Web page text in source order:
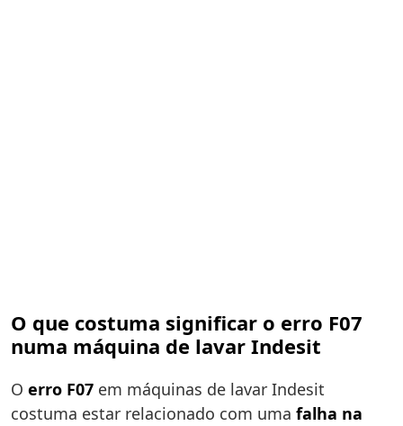
O que costuma significar o erro F07
numa máquina de lavar Indesit
O erro F07 em máquinas de lavar Indesit
costuma estar relacionado com uma falha na